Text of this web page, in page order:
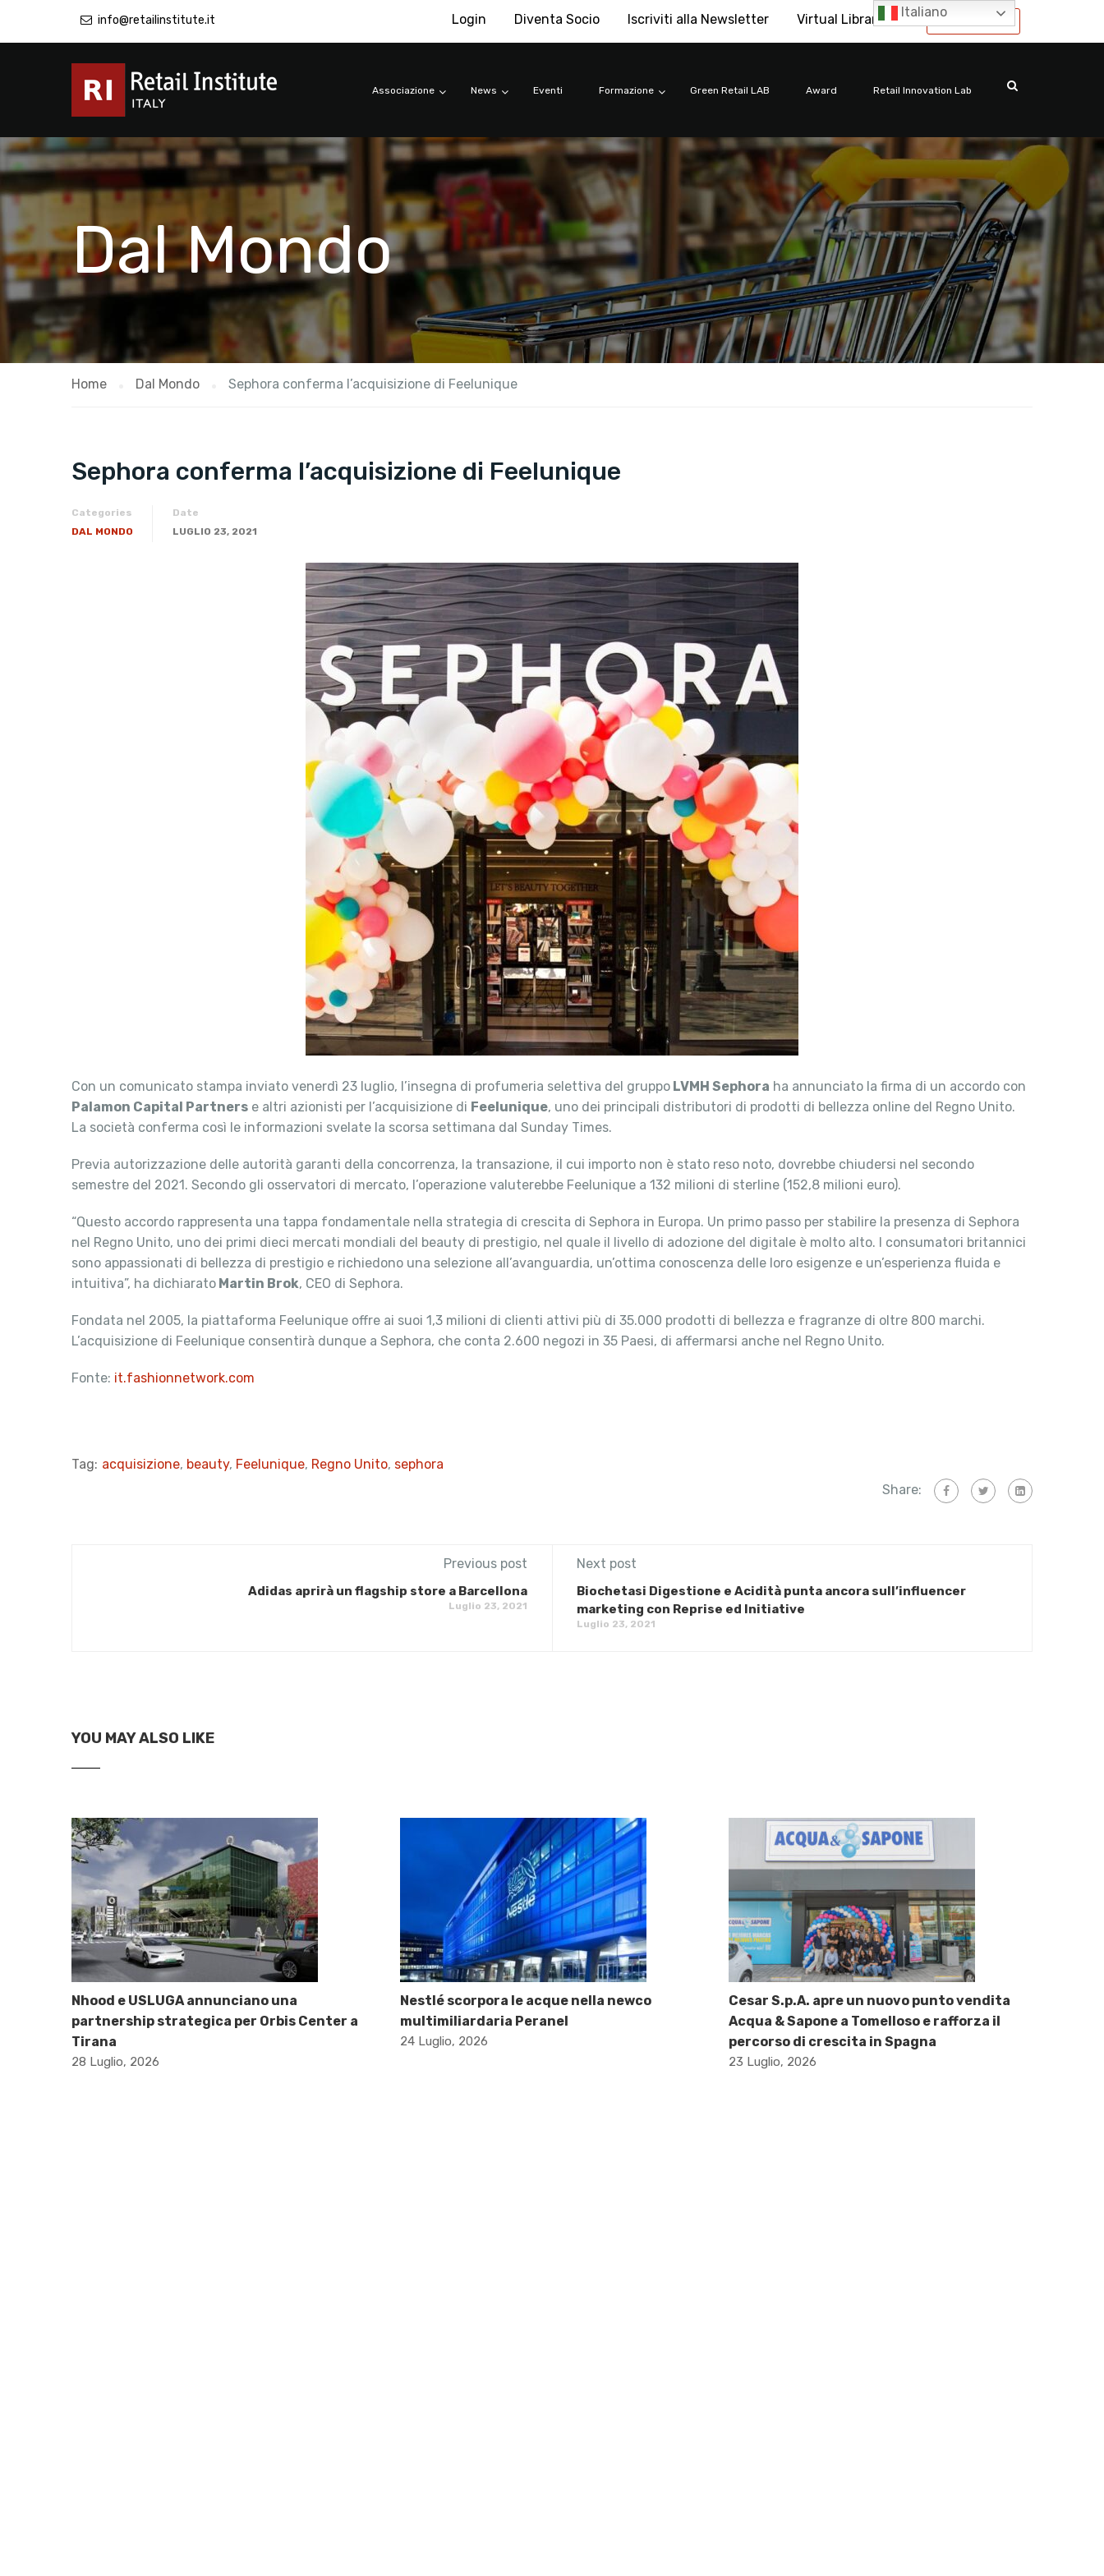
info@retailinstitute.it International
Login Diventa Socio Iscriviti alla Newsletter Virtual Library
Associazione News Eventi Formazione Green Retail LAB Award Retail Innovation Lab
Dal Mondo
Home Dal Mondo Sephora conferma l’acquisizione di Feelunique
Sephora conferma l’acquisizione di Feelunique
Categories
DAL MONDO
Date
LUGLIO 23, 2021
Con un comunicato stampa inviato venerdì 23 luglio, l’insegna di profumeria selettiva del gruppo LVMH Sephora ha annunciato la firma di un accordo con
Palamon Capital Partners e altri azionisti per l’acquisizione di Feelunique, uno dei principali distributori di prodotti di bellezza online del Regno Unito.
La società conferma così le informazioni svelate la scorsa settimana dal Sunday Times.
Previa autorizzazione delle autorità garanti della concorrenza, la transazione, il cui importo non è stato reso noto, dovrebbe chiudersi nel secondo
semestre del 2021. Secondo gli osservatori di mercato, l’operazione valuterebbe Feelunique a 132 milioni di sterline (152,8 milioni euro).
“Questo accordo rappresenta una tappa fondamentale nella strategia di crescita di Sephora in Europa. Un primo passo per stabilire la presenza di Sephora
nel Regno Unito, uno dei primi dieci mercati mondiali del beauty di prestigio, nel quale il livello di adozione del digitale è molto alto. I consumatori britannici
sono appassionati di bellezza di prestigio e richiedono una selezione all’avanguardia, un’ottima conoscenza delle loro esigenze e un’esperienza fluida e
intuitiva”, ha dichiarato Martin Brok, CEO di Sephora.
Fondata nel 2005, la piattaforma Feelunique offre ai suoi 1,3 milioni di clienti attivi più di 35.000 prodotti di bellezza e fragranze di oltre 800 marchi.
L’acquisizione di Feelunique consentirà dunque a Sephora, che conta 2.600 negozi in 35 Paesi, di affermarsi anche nel Regno Unito.
Fonte: it.fashionnetwork.com
Tag: acquisizione, beauty, Feelunique, Regno Unito, sephora
Share:
Previous post
Adidas aprirà un flagship store a Barcellona
Luglio 23, 2021
Next post
Biochetasi Digestione e Acidità punta ancora sull’influencer
marketing con Reprise ed Initiative
Luglio 23, 2021
YOU MAY ALSO LIKE
Nhood e USLUGA annunciano una
partnership strategica per Orbis Center a
Tirana
28 Luglio, 2026
Nestlé scorpora le acque nella newco
multimiliardaria Peranel
24 Luglio, 2026
Cesar S.p.A. apre un nuovo punto vendita
Acqua & Sapone a Tomelloso e rafforza il
percorso di crescita in Spagna
23 Luglio, 2026
Italiano